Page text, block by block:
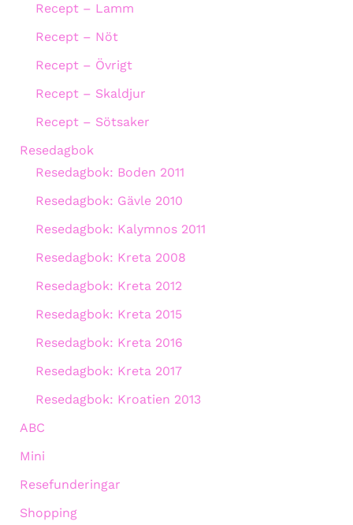
Recept – Lamm
Recept – Nöt
Recept – Övrigt
Recept – Skaldjur
Recept – Sötsaker
Resedagbok
Resedagbok: Boden 2011
Resedagbok: Gävle 2010
Resedagbok: Kalymnos 2011
Resedagbok: Kreta 2008
Resedagbok: Kreta 2012
Resedagbok: Kreta 2015
Resedagbok: Kreta 2016
Resedagbok: Kreta 2017
Resedagbok: Kroatien 2013
ABC
Mini
Resefunderingar
Shopping